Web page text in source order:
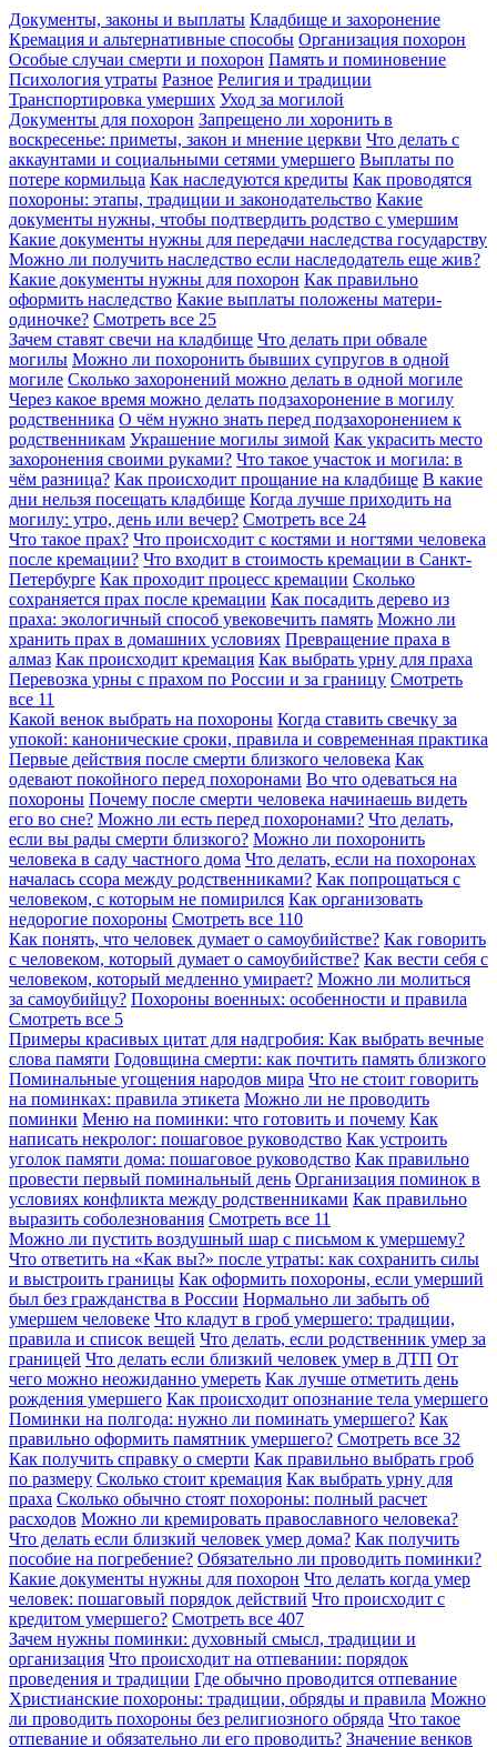
Документы, законы и выплаты Кладбище и захоронение
Кремация и альтернативные способы Организация похорон
Особые случаи смерти и похорон Память и поминовение
Психология утраты Разное Религия и традиции
Транспортировка умерших Уход за могилой
Документы для похорон Запрещено ли хоронить в
воскресенье: приметы, закон и мнение церкви Что делать с
аккаунтами и социальными сетями умершего Выплаты по
потере кормильца Как наследуются кредиты Как проводятся
похороны: этапы, традиции и законодательство Какие
документы нужны, чтобы подтвердить родство с умершим
Какие документы нужны для передачи наследства государству
Можно ли получить наследство если наследодатель еще жив?
Какие документы нужны для похорон Как правильно
оформить наследство Какие выплаты положены матери-
одиночке? Смотреть все 25
Зачем ставят свечи на кладбище Что делать при обвале
могилы Можно ли похоронить бывших супругов в одной
могиле Сколько захоронений можно делать в одной могиле
Через какое время можно делать подзахоронение в могилу
родственника О чём нужно знать перед подзахоронением к
родственникам Украшение могилы зимой Как украсить место
захоронения своими руками? Что такое участок и могила: в
чём разница? Как происходит прощание на кладбище В какие
дни нельзя посещать кладбище Когда лучше приходить на
могилу: утро, день или вечер? Смотреть все 24
Что такое прах? Что происходит с костями и ногтями человека
после кремации? Что входит в стоимость кремации в Санкт-
Петербурге Как проходит процесс кремации Сколько
сохраняется прах после кремации Как посадить дерево из
праха: экологичный способ увековечить память Можно ли
хранить прах в домашних условиях Превращение праха в
алмаз Как происходит кремация Как выбрать урну для праха
Перевозка урны с прахом по России и за границу Смотреть
все 11
Какой венок выбрать на похороны Когда ставить свечку за
упокой: канонические сроки, правила и современная практика
Первые действия после смерти близкого человека Как
одевают покойного перед похоронами Во что одеваться на
похороны Почему после смерти человека начинаешь видеть
его во сне? Можно ли есть перед похоронами? Что делать,
если вы рады смерти близкого? Можно ли похоронить
человека в саду частного дома Что делать, если на похоронах
началась ссора между родственниками? Как попрощаться с
человеком, с которым не помирился Как организовать
недорогие похороны Смотреть все 110
Как понять, что человек думает о самоубийстве? Как говорить
с человеком, который думает о самоубийстве? Как вести себя с
человеком, который медленно умирает? Можно ли молиться
за самоубийцу? Похороны военных: особенности и правила
Смотреть все 5
Примеры красивых цитат для надгробия: Как выбрать вечные
слова памяти Годовщина смерти: как почтить память близкого
Поминальные угощения народов мира Что не стоит говорить
на поминках: правила этикета Можно ли не проводить
поминки Меню на поминки: что готовить и почему Как
написать некролог: пошаговое руководство Как устроить
уголок памяти дома: пошаговое руководство Как правильно
провести первый поминальный день Организация поминок в
условиях конфликта между родственниками Как правильно
выразить соболезнования Смотреть все 11
Можно ли пустить воздушный шар с письмом к умершему?
Что ответить на «Как вы?» после утраты: как сохранить силы
и выстроить границы Как оформить похороны, если умерший
был без гражданства в России Нормально ли забыть об
умершем человеке Что кладут в гроб умершего: традиции,
правила и список вещей Что делать, если родственник умер за
границей Что делать если близкий человек умер в ДТП От
чего можно неожиданно умереть Как лучше отметить день
рождения умершего Как происходит опознание тела умершего
Поминки на полгода: нужно ли поминать умершего? Как
правильно оформить памятник умершего? Смотреть все 32
Как получить справку о смерти Как правильно выбрать гроб
по размеру Сколько стоит кремация Как выбрать урну для
праха Сколько обычно стоят похороны: полный расчет
расходов Можно ли кремировать православного человека?
Что делать если близкий человек умер дома? Как получить
пособие на погребение? Обязательно ли проводить поминки?
Какие документы нужны для похорон Что делать когда умер
человек: пошаговый порядок действий Что происходит с
кредитом умершего? Смотреть все 407
Зачем нужны поминки: духовный смысл, традиции и
организация Что происходит на отпевании: порядок
проведения и традиции Где обычно проводится отпевание
Христианские похороны: традиции, обряды и правила Можно
ли проводить похороны без религиозного обряда Что такое
отпевание и обязательно ли его проводить? Значение венков